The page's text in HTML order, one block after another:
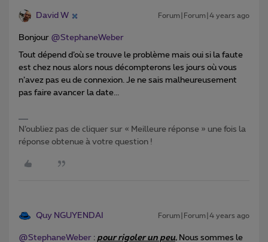
David W Forum|Forum|4 years ago
Bonjour @StephaneWeber
Tout dépend d’où se trouve le problème mais oui si la faute
est chez nous alors nous décompterons les jours où vous
n’avez pas eu de connexion. Je ne sais malheureusement
pas faire avancer la date...
N’oubliez pas de cliquer sur « Meilleure réponse » une fois la
réponse obtenue à votre question !
Quy NGUYENDAI Forum|Forum|4 years ago
@StephaneWeber : pour rigoler un peu, Nous sommes le